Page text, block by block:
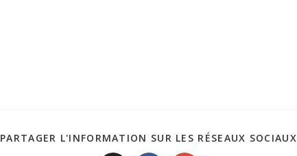
PARTAGER L'INFORMATION SUR LES RÉSEAUX SOCIAUX